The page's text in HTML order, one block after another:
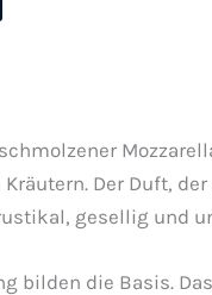
Der Duft, der
gesellig und
bilden die Basis.